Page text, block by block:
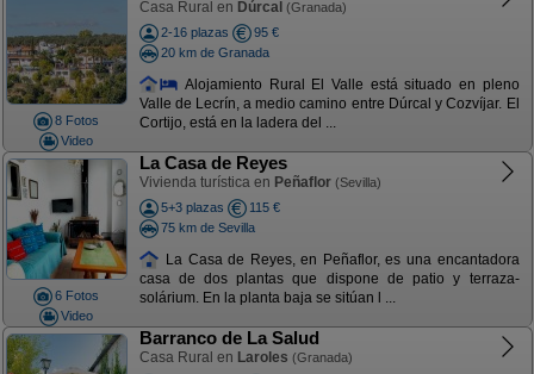
8 Fotos
Video
Casa Rural en Dúrcal (Granada)
2-16 plazas
95 €
20 km de Granada
Alojamiento Rural El Valle está situado en pleno
Valle de Lecrín, a medio camino entre Dúrcal y Cozvíjar. El
Cortijo, está en la ladera del ...
6 Fotos
Video
La Casa de Reyes
Vivienda turística en Peñaflor (Sevilla)
5+3 plazas
115 €
75 km de Sevilla
La Casa de Reyes, en Peñaflor, es una encantadora
casa de dos plantas que dispone de patio y terraza-
solárium. En la planta baja se sitúan l ...
Barranco de La Salud
Casa Rural en Laroles (Granada)